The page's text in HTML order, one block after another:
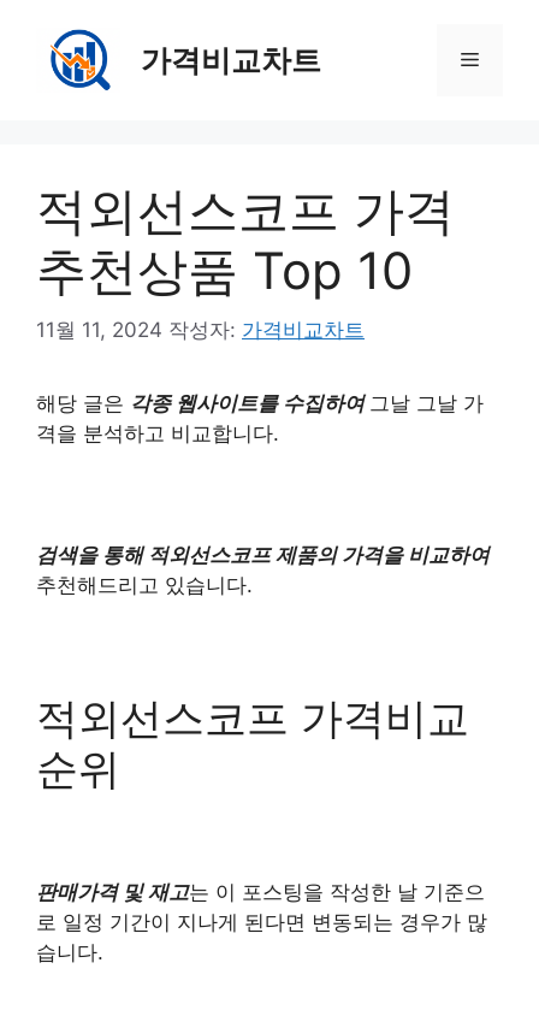
가격비교차트 메
적외선스코프 가격
추천상품 Top 10
11월 11, 2024 작성자: 가격비교차트
해당 글은 각종 웹사이트를 수집하여 그날 그날 가
격을 분석하고 비교합니다.
검색을 통해 적외선스코프 제품의 가격을 비교하여
추천해드리고 있습니다.
적외선스코프 가격비교
순위
판매가격 및 재고는 이 포스팅을 작성한 날 기준으
로 일정 기간이 지나게 된다면 변동되는 경우가 많
습니다.